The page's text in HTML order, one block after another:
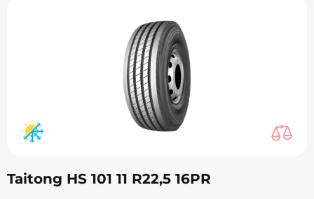
Taitong HS 101 11 R22,5 16PR